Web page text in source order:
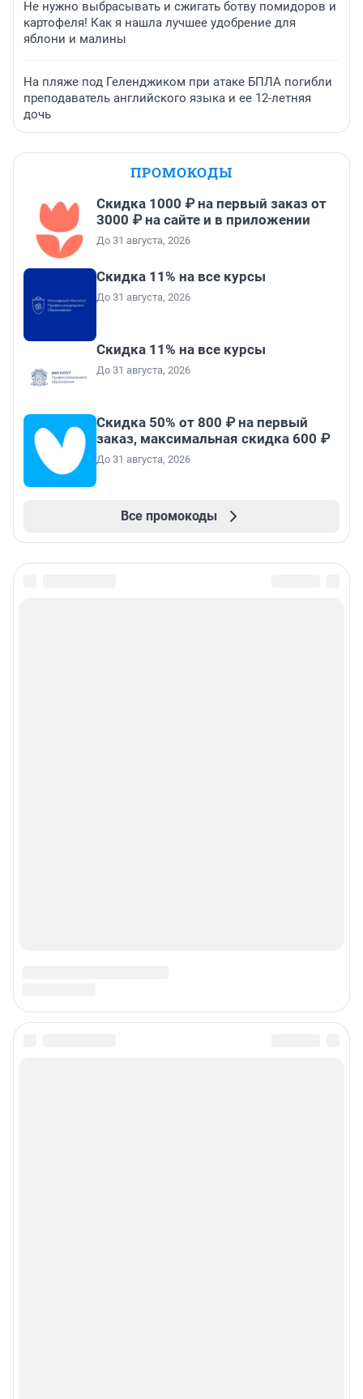
Не нужно выбрасывать и сжигать ботву помидоров и
картофеля! Как я нашла лучшее удобрение для
яблони и малины
На пляже под Геленджиком при атаке БПЛА погибли
преподаватель английского языка и ее 12-летняя
дочь
ПРОМОКОДЫ
Скидка 1000 ₽ на первый заказ от
3000 ₽ на сайте и в приложении
До 31 августа, 2026
Скидка 11% на все курсы
До 31 августа, 2026
Скидка 11% на все курсы
До 31 августа, 2026
Скидка 50% от 800 ₽ на первый
заказ, максимальная скидка 600 ₽
До 31 августа, 2026
Все промокоды